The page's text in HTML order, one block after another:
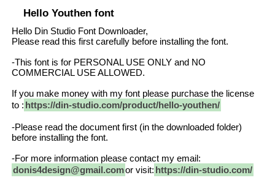
Hello Youthen font
Hello Din Studio Font Downloader,
Please read this first carefully before installing the font.
-This font is for PERSONAL USE ONLY and NO
COMMERCIAL USE ALLOWED.
If you make money with my font please purchase the license
to : https://din-studio.com/product/hello-youthen/
-Please read the document first (in the downloaded folder)
before installing the font.
-For more information please contact my email:
donis4design@gmail.comor visit: https://din-studio.com/